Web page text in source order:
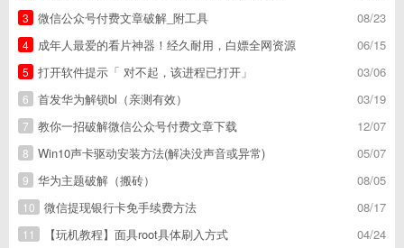
08/23
3
微信公众号付费文章破解_附工具
06/15
4
成年人最爱的看片神器！经久耐用，白嫖全网资源
03/06
5
打开软件提示「 对不起，该进程已打开」
03/19
6
首发华为解锁bl（亲测有效）
12/07
7
教你一招破解微信公众号付费文章下载
05/07
8
Win10声卡驱动安装方法(解决没声音或异常)
08/05
9
华为主题破解（搬砖）
08/17
10
微信提现银行卡免手续费方法
04/24
11
【玩机教程】面具root具体刷入方式